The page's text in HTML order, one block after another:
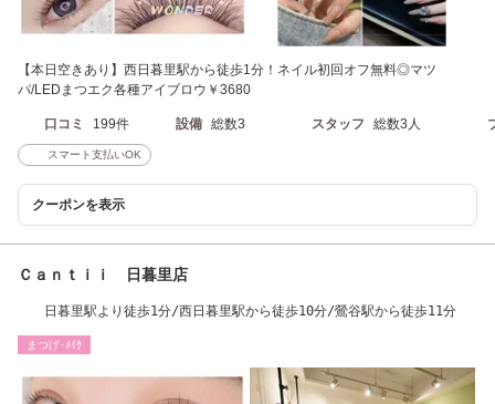
【本日空きあり】西日暮里駅から徒歩1分！ネイル初回オフ無料◎マツ
パ/LEDまつエク各種アイブロウ￥3680
口コミ 199件 設備 総数3 スタッフ 総数3人
スマート支払いOK
クーポンを表示
Ｃａｎｔｉｉ 日暮里店
日暮里駅より徒歩1分/西日暮里駅から徒歩10分/鶯谷駅から徒歩11分
まつげ･ﾒｲｸ